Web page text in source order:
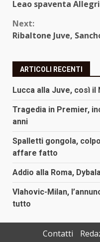
Reading
Leao spaventa
Next:
Ribaltone Juve,
ARTICOLI RECENTI
Lucca alla Juve, così il
Tragedia in Premier,
anni
Spalletti gongola,
affare fatto
Addio alla Roma,
Vlahovic-Milan,
tutto
Contatti